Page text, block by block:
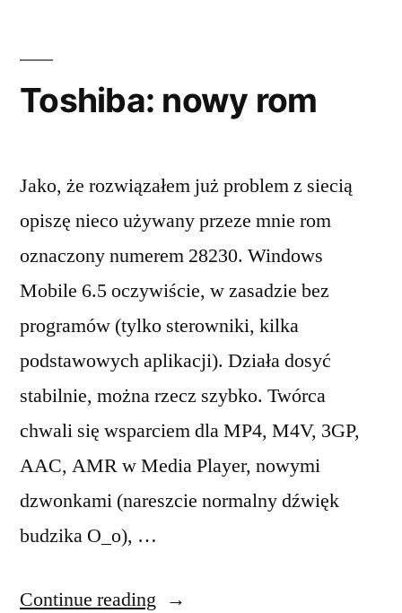
Toshiba: nowy rom
Jako, że rozwiązałem już problem z siecią
opiszę nieco używany przeze mnie rom
oznaczony numerem 28230. Windows
Mobile 6.5 oczywiście, w zasadzie bez
programów (tylko sterowniki, kilka
podstawowych aplikacji). Działa dosyć
stabilnie, można rzecz szybko. Twórca
chwali się wsparciem dla MP4, M4V, 3GP,
AAC, AMR w Media Player, nowymi
dzwonkami (nareszcie normalny dźwięk
budzika O_o), …
Continue reading “Toshiba: